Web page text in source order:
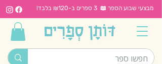
מבצעי שבוע הספר 📖 3 ספרים ב-₪120 בלבד!